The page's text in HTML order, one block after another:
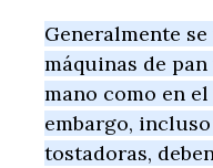
Generalmente
máquinas de
mano como en
embargo,
tostadoras,